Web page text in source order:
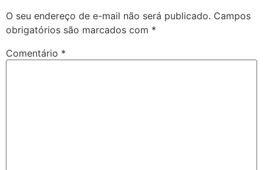
O seu endereço de e-mail não será publicado. Campos
obrigatórios são marcados com *
Comentário *